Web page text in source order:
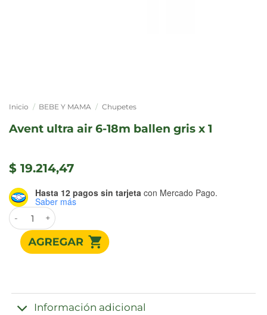
Inicio / BEBE Y MAMA / Chupetes
avent ultra air 6-18m ballen gris x 1
$ 19.214,47
Hasta 12 pagos sin tarjeta con Mercado Pago.
Saber más
AVENT ULTRA AIR 6-18M BALLEN GRIS x 1 cantidad
Información adicional